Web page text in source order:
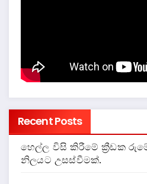
Recent Posts
හෙල්ල විසි කිරීමේ ක්‍රීඩක
නිලයට උසස්වීමක්.